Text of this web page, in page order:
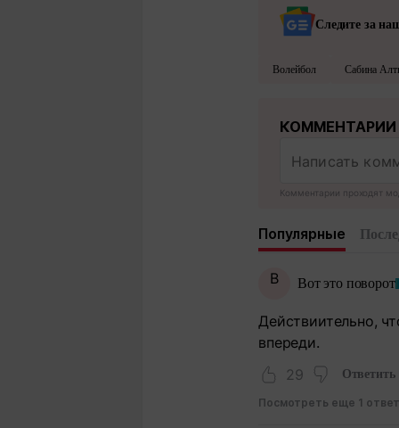
Следите за
Волейбол Сабина
КОММЕНТАРИИ
Комментарии проходят
Популярные
В Вот это поворот
Действиительно,
впереди.
29
Ответить
Посмотреть еще 1